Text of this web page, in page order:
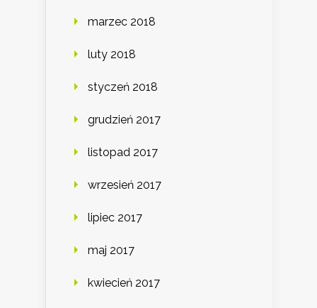
marzec 2018
luty 2018
styczeń 2018
grudzień 2017
listopad 2017
wrzesień 2017
lipiec 2017
maj 2017
kwiecień 2017